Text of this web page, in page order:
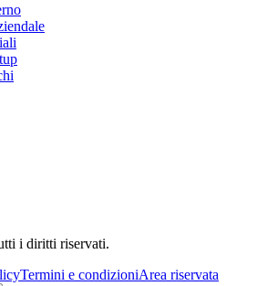
i diritti riservati.
Termini e condizioniArea riservata